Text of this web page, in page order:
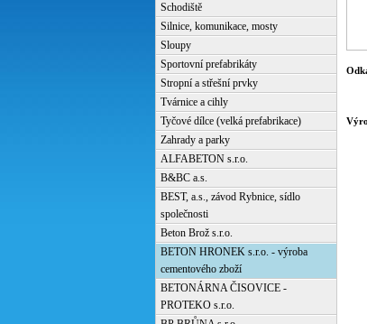
Schodiště
Silnice, komunikace, mosty
Sloupy
Sportovní prefabrikáty
Stropní a střešní prvky
Tvárnice a cihly
Tyčové dílce (velká prefabrikace)
Zahrady a parky
ALFABETON s.r.o.
B&BC a.s.
BEST, a.s., závod Rybnice, sídlo
společnosti
Beton Brož s.r.o.
BETON HRONEK s.r.o. - výroba
cementového zboží
BETONÁRNA ČISOVICE -
PROTEKO s.r.o.